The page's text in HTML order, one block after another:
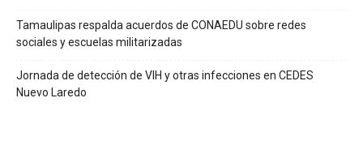
Tamaulipas respalda acuerdos de CONAEDU sobre redes
sociales y escuelas militarizadas
Jornada de detección de VIH y otras infecciones en CEDES
Nuevo Laredo